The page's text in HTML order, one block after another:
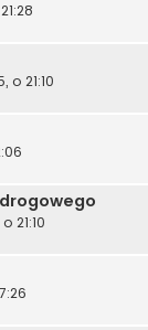
o 21:10
21:10